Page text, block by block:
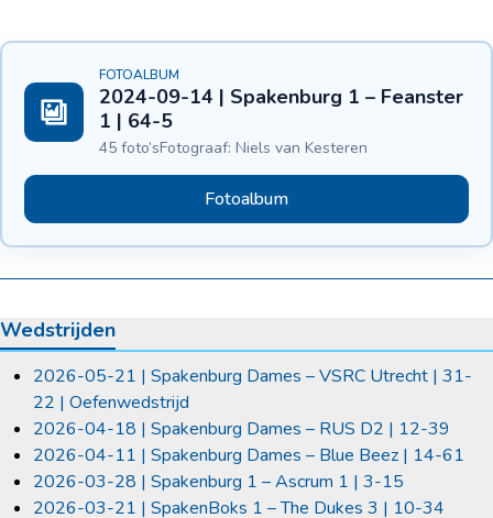
FOTOALBUM
2024-09-14 | Spakenburg 1 – Feanster
1 | 64-5
45 foto’sFotograaf: Niels van Kesteren
Fotoalbum
Wedstrijden
2026-05-21 | Spakenburg Dames – VSRC Utrecht | 31-
22 | Oefenwedstrijd
2026-04-18 | Spakenburg Dames – RUS D2 | 12-39
2026-04-11 | Spakenburg Dames – Blue Beez | 14-61
2026-03-28 | Spakenburg 1 – Ascrum 1 | 3-15
2026-03-21 | SpakenBoks 1 – The Dukes 3 | 10-34